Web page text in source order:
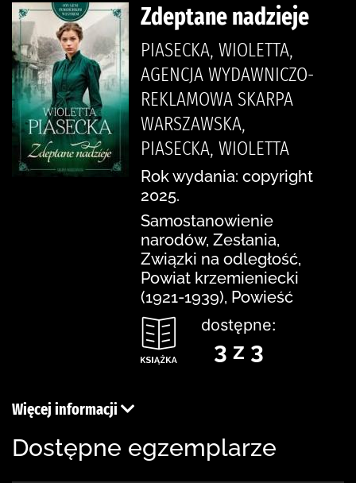
Zdeptane nadzieje
PIASECKA, WIOLETTA,
AGENCJA WYDAWNICZO-
REKLAMOWA SKARPA
WARSZAWSKA,
PIASECKA, WIOLETTA
Rok wydania: copyright
2025.
Samostanowienie
narodów, Zesłania,
Związki na odległość,
Powiat krzemieniecki
(1921-1939), Powieść
dostępne:
3 z 3
Więcej informacji
Dostępne egzemplarze